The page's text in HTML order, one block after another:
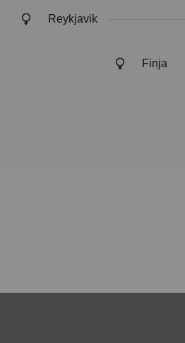
Reykjavik
Finja